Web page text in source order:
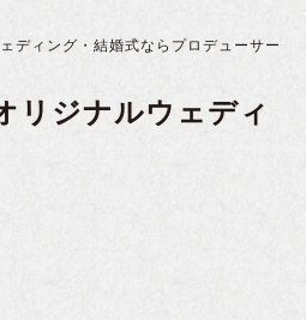
リジナルウェディ